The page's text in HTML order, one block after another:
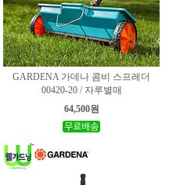
GARDENA 가데나 콤비 스프레더
00420-20 / 자루별매
64,500원